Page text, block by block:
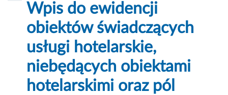
Wpis do ewidencji
obiektów świadczących
usługi hotelarskie,
niebędących obiektami
hotelarskimi oraz pól